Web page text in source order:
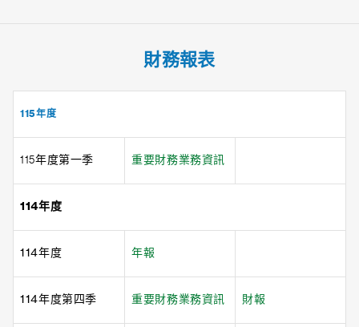
財務報表
115年度
115年度第一季 重要財務業務資訊
114年度
114年度 年報
114年度第四季 重要財務業務資訊 財報